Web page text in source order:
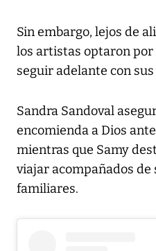
Sin embargo, lejos de
los artistas optaron
seguir adelante con
Sandra Sandoval
encomienda a Dios
mientras que Samy
viajar acompañados de
familiares.